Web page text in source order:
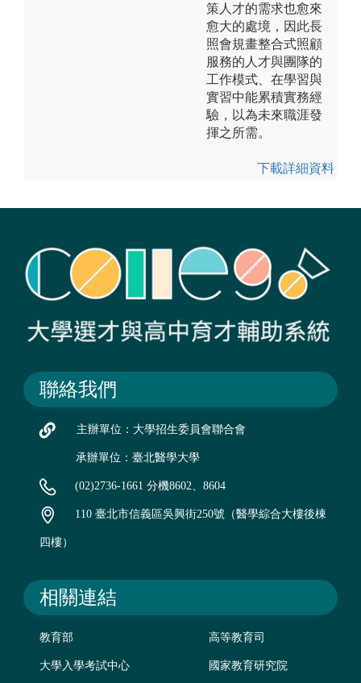
策人才的需求也愈來
愈大的處境，因此長
照會規畫整合式照顧
服務的人才與團隊的
工作模式、在學習與
實習中能累積實務經
驗，以為未來職涯發
揮之所需。
下載詳細資料
聯絡我們
主辦單位：大學招生委員會聯合會
承辦單位：臺北醫學大學
(02)2736-1661 分機8602、8604
110 臺北市信義區吳興街250號（醫學綜合大樓後棟
四樓）
相關連結
教育部 高等教育司
大學入學考試中心 國家教育研究院